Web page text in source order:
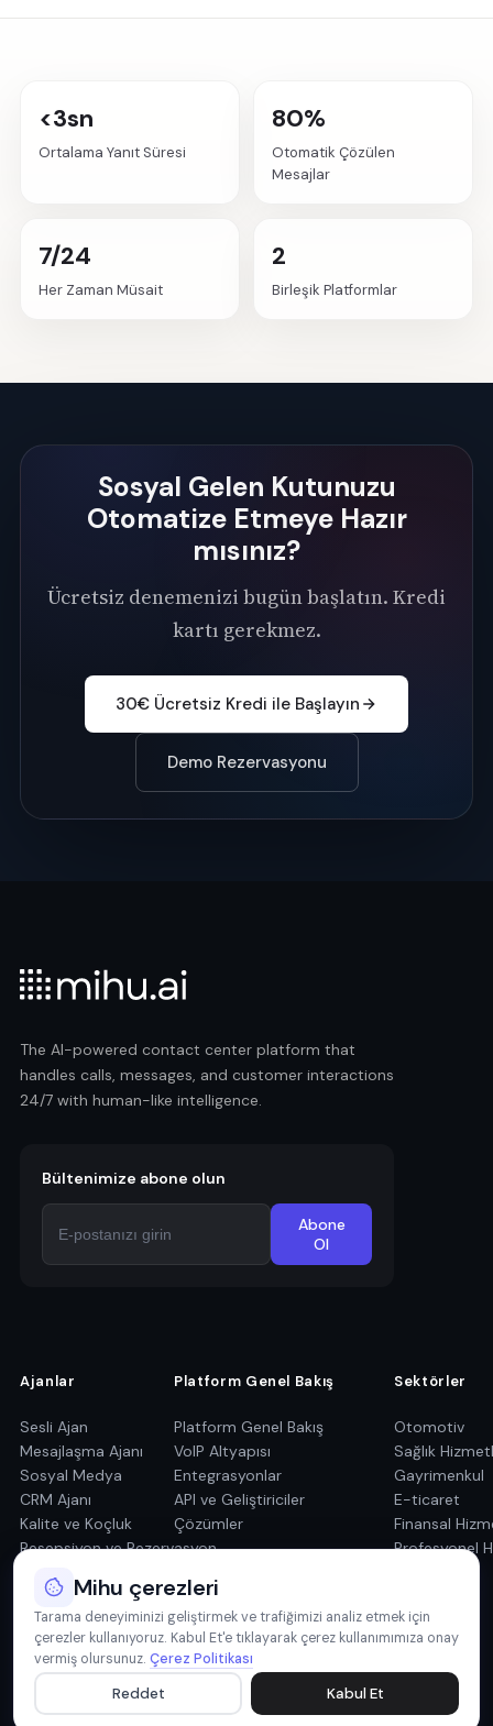
<3sn
Ortalama Yanıt Süresi
80%
Otomatik Çözülen
Mesajlar
7/24
Her Zaman Müsait
2
Birleşik Platformlar
Sosyal Gelen Kutunuzu
Otomatize Etmeye Hazır
mısınız?
Ücretsiz denemenizi bugün başlatın. Kredi
kartı gerekmez.
30€ Ücretsiz Kredi ile Başlayın
Demo Rezervasyonu
The AI-powered contact center platform that
handles calls, messages, and customer interactions
24/7 with human-like intelligence.
Bültenimize abone olun
Abone
Ol
Ajanlar
Sesli Ajan
Mesajlaşma Ajanı
Sosyal Medya
CRM Ajanı
Kalite ve Koçluk
Resepsiyon ve Rezervasyon
Platform Genel Bakış
Platform Genel Bakış
VoIP Altyapısı
Entegrasyonlar
API ve Geliştiriciler
Çözümler
Sektörler
Otomotiv
Sağlık
Gayrimenkul
E-ticaret
Finansal
Profesyonel
© 2026 Mihu AI. Tüm hakları saklıdır.
Gizlilik PolitikasıKullanım Şartları Çerez Politikası
Mihu çerezleri
Tarama deneyiminizi geliştirmek ve trafiğimizi analiz etmek için
çerezler kullanıyoruz. Kabul Et'e tıklayarak çerez kullanımımıza onay
vermiş olursunuz. Çerez Politikası
Reddet Kabul Et